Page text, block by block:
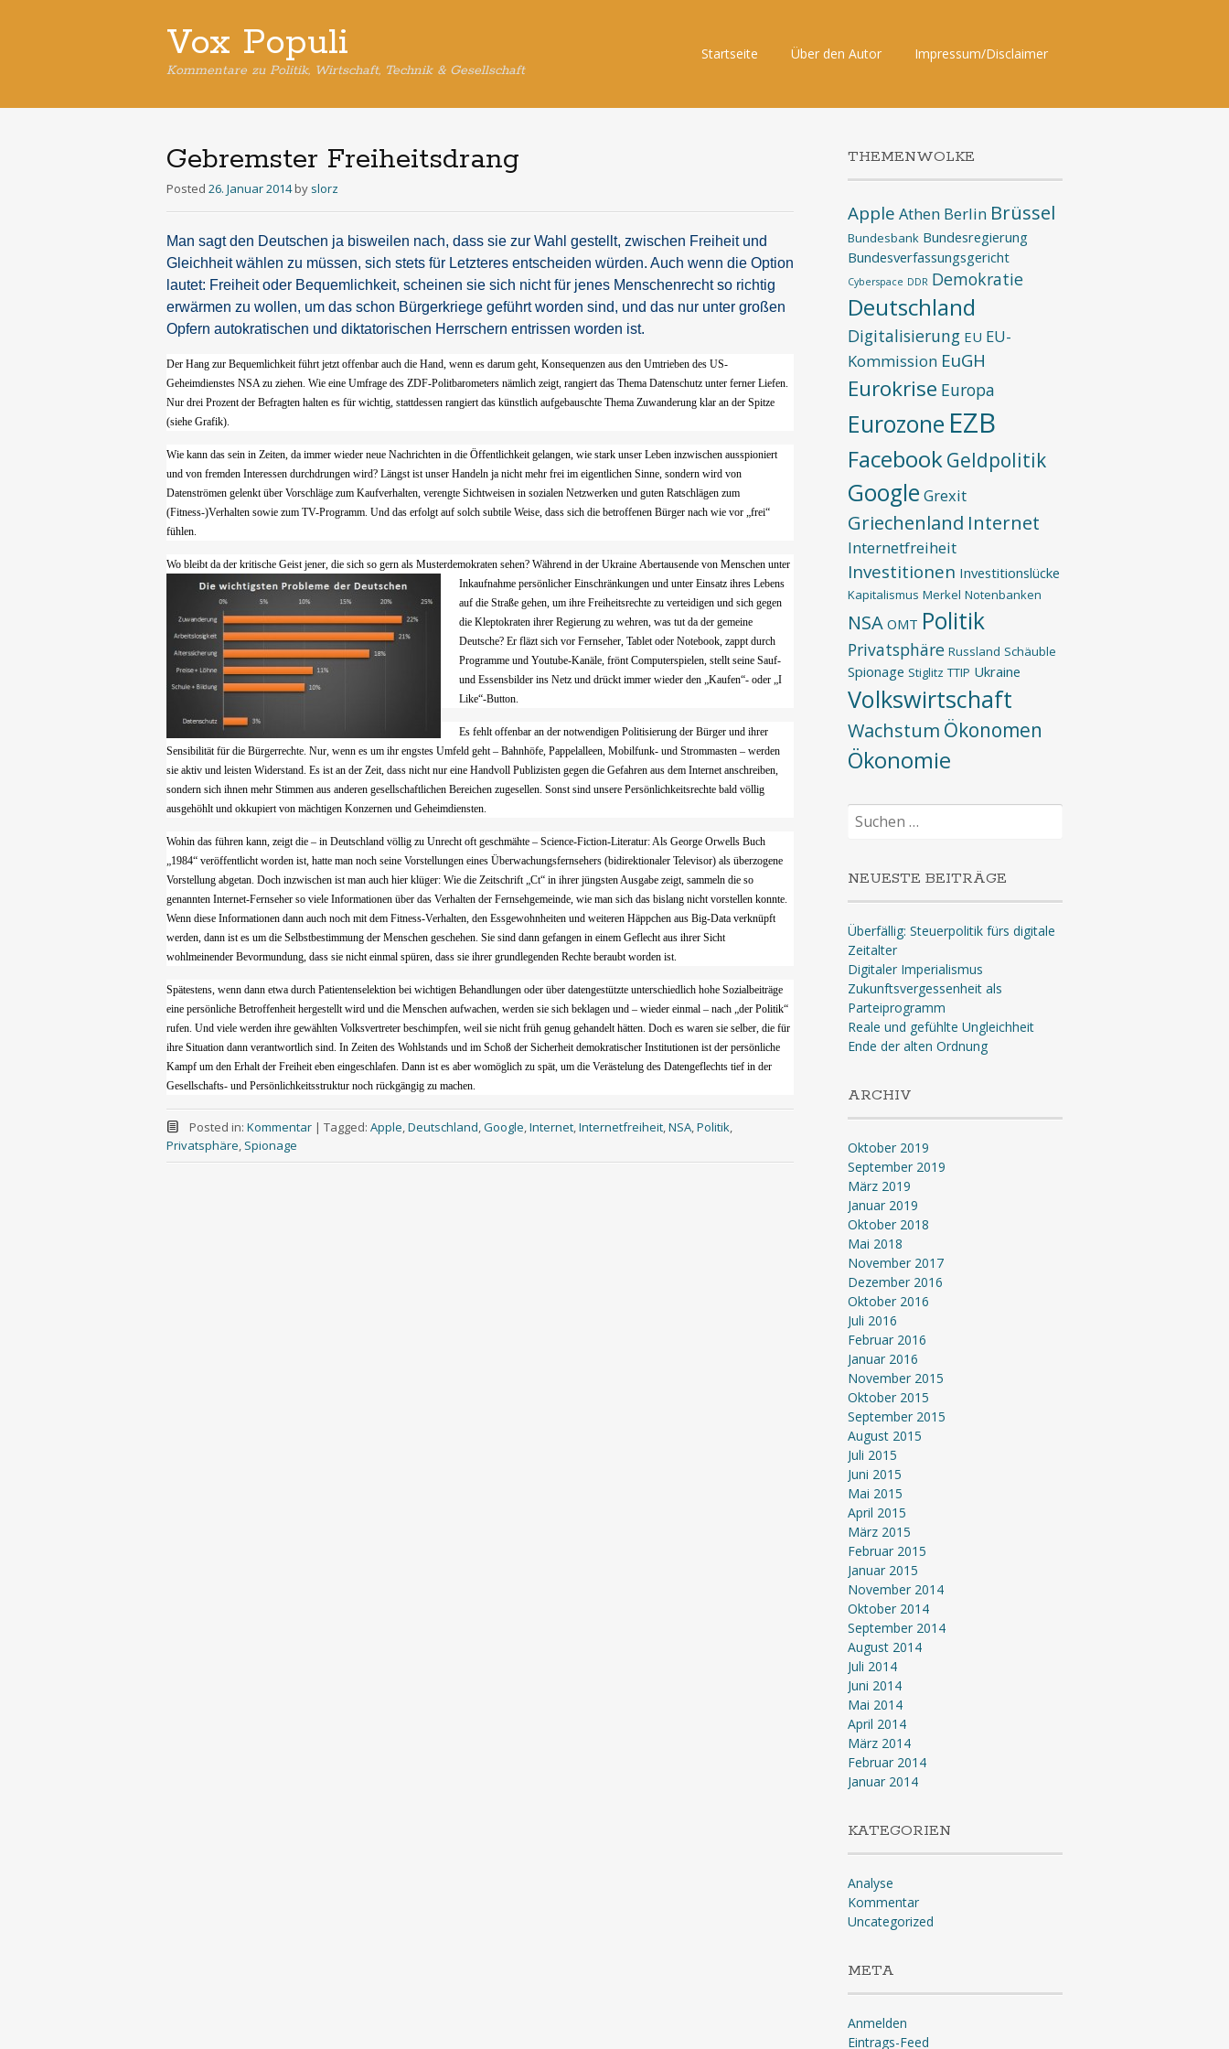
Vox Populi
Kommentare zu Politik, Wirtschaft, Technik & Gesellschaft
Skip
Startseite Über den Autor Impressum/Disclaimer
Gebremster Freiheitsdrang
Posted 26. Januar 2014 by slorz
Man sagt den Deutschen ja bisweilen nach, dass sie zur Wahl gestellt, zwischen Freiheit und
Gleichheit wählen zu müssen, sich stets für Letzteres entscheiden würden. Auch wenn die Option
lautet: Freiheit oder Bequemlichkeit, scheinen sie sich nicht für jenes Menschenrecht so richtig
erwärmen zu wollen, um das schon Bürgerkriege geführt worden sind, und das nur unter großen
Opfern autokratischen und diktatorischen Herrschern entrissen worden ist.
Der Hang zur Bequemlichkeit führt jetzt offenbar auch die Hand, wenn es darum geht, Konsequenzen aus den Umtrieben des US-
Geheimdienstes NSA zu ziehen. Wie eine Umfrage des ZDF-Politbarometers nämlich zeigt, rangiert das Thema Datenschutz unter ferner Liefen.
Nur drei Prozent der Befragten halten es für wichtig, stattdessen rangiert das künstlich aufgebauschte Thema Zuwanderung klar an der Spitze
(siehe Grafik).
Wie kann das sein in Zeiten, da immer wieder neue Nachrichten in die Öffentlichkeit gelangen, wie stark unser Leben inzwischen ausspioniert
und von fremden Interessen durchdrungen wird? Längst ist unser Handeln ja nicht mehr frei im eigentlichen Sinne, sondern wird von
Datenströmen gelenkt über Vorschläge zum Kaufverhalten, verengte Sichtweisen in sozialen Netzwerken und guten Ratschlägen zum
(Fitness-)Verhalten sowie zum TV-Programm. Und das erfolgt auf solch subtile Weise, dass sich die betroffenen Bürger nach wie vor „frei“
fühlen.
Wo bleibt da der kritische Geist jener, die sich so gern als Musterdemokraten sehen? Während in der Ukraine Abertausende von Menschen unter
Inkaufnahme persönlicher Einschränkungen und unter Einsatz ihres Lebens
auf die Straße gehen, um ihre Freiheitsrechte zu verteidigen und sich gegen
die Kleptokraten ihrer Regierung zu wehren, was tut da der gemeine
Deutsche? Er fläzt sich vor Fernseher, Tablet oder Notebook, zappt durch
Programme und Youtube-Kanäle, frönt Computerspielen, stellt seine Sauf-
und Essensbilder ins Netz und drückt immer wieder den „Kaufen“- oder „I
Like“-Button.
Es fehlt offenbar an der notwendigen Politisierung der Bürger und ihrer
Sensibilität für die Bürgerrechte. Nur, wenn es um ihr engstes Umfeld geht – Bahnhöfe, Pappelalleen, Mobilfunk- und Strommasten – werden
sie aktiv und leisten Widerstand. Es ist an der Zeit, dass nicht nur eine Handvoll Publizisten gegen die Gefahren aus dem Internet anschreiben,
sondern sich ihnen mehr Stimmen aus anderen gesellschaftlichen Bereichen zugesellen. Sonst sind unsere Persönlichkeitsrechte bald völlig
ausgehöhlt und okkupiert von mächtigen Konzernen und Geheimdiensten.
Wohin das führen kann, zeigt die – in Deutschland völlig zu Unrecht oft geschmähte – Science-Fiction-Literatur: Als George Orwells Buch
„1984“ veröffentlicht worden ist, hatte man noch seine Vorstellungen eines Überwachungsfernsehers (bidirektionaler Televisor) als überzogene
Vorstellung abgetan. Doch inzwischen ist man auch hier klüger: Wie die Zeitschrift „Ct“ in ihrer jüngsten Ausgabe zeigt, sammeln die so
genannten Internet-Fernseher so viele Informationen über das Verhalten der Fernsehgemeinde, wie man sich das bislang nicht vorstellen konnte.
Wenn diese Informationen dann auch noch mit dem Fitness-Verhalten, den Essgewohnheiten und weiteren Häppchen aus Big-Data verknüpft
werden, dann ist es um die Selbstbestimmung der Menschen geschehen. Sie sind dann gefangen in einem Geflecht aus ihrer Sicht
wohlmeinender Bevormundung, dass sie nicht einmal spüren, dass sie ihrer grundlegenden Rechte beraubt worden ist.
Spätestens, wenn dann etwa durch Patientenselektion bei wichtigen Behandlungen oder über datengestützte unterschiedlich hohe Sozialbeiträge
eine persönliche Betroffenheit hergestellt wird und die Menschen aufwachen, werden sie sich beklagen und – wieder einmal – nach „der Politik“
rufen. Und viele werden ihre gewählten Volksvertreter beschimpfen, weil sie nicht früh genug gehandelt hätten. Doch es waren sie selber, die für
ihre Situation dann verantwortlich sind. In Zeiten des Wohlstands und im Schoß der Sicherheit demokratischer Institutionen ist der persönliche
Kampf um den Erhalt der Freiheit eben eingeschlafen. Dann ist es aber womöglich zu spät, um die Verästelung des Datengeflechts tief in der
Gesellschafts- und Persönlichkeitsstruktur noch rückgängig zu machen.
Posted in: Kommentar | Tagged: Apple,Deutschland,Google,Internet,Internetfreiheit,NSA,Politik,
Privatsphäre, Spionage
THEMENWOLKE
Apple Athen Berlin Brüssel
Bundesbank Bundesregierung
Bundesverfassungsgericht
Cyberspace DDR Demokratie
Deutschland
Digitalisierung EU EU-
Kommission EuGH
Eurokrise Europa
Eurozone EZB
FacebookGeldpolitik
Google Grexit
Griechenland Internet
Internetfreiheit
Investitionen Investitionslücke
Kapitalismus Merkel Notenbanken
NSA OMT Politik
Privatsphäre Russland Schäuble
Spionage Stiglitz TTIP Ukraine
Volkswirtschaft
Wachstum Ökonomen
Ökonomie
Suchen
nach:
NEUESTE BEITRÄGE
Überfällig: Steuerpolitik fürs digitale
Zeitalter
Digitaler Imperialismus
Zukunftsvergessenheit als
Parteiprogramm
Reale und gefühlte Ungleichheit
Ende der alten Ordnung
ARCHIV
Oktober 2019
September 2019
März 2019
Januar 2019
Oktober 2018
Mai 2018
November 2017
Dezember 2016
Oktober 2016
Juli 2016
Februar 2016
Januar 2016
November 2015
Oktober 2015
September 2015
August 2015
Juli 2015
Juni 2015
Mai 2015
April 2015
März 2015
Februar 2015
Januar 2015
November 2014
Oktober 2014
September 2014
August 2014
Juli 2014
Juni 2014
Mai 2014
April 2014
März 2014
Februar 2014
Januar 2014
KATEGORIEN
Analyse
Kommentar
Uncategorized
META
Anmelden
Eintrags-Feed